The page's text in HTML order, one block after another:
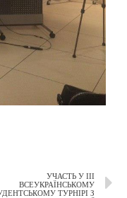
УЧАСТЬ У ІІІ
ВСЕУКРАЇНСЬКОМУ
ТУРНІРІ З